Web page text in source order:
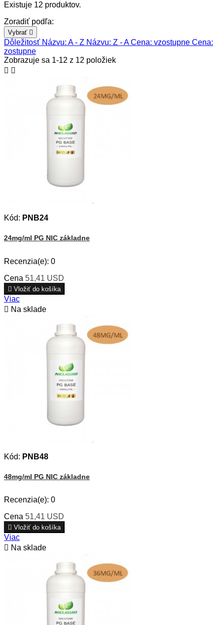
Existuje 12 produktov.
Zoradiť podľa:
Vybrať 
Dôležitosť Názvu: A - Z Názvu: Z - ACena: vzostupne Cena:
zostupne
Zobrazuje sa 1-12 z 12 položiek
 
Kód: PNB24
24mg/ml PG NIC základne
Recenzia(e): 0
Cena 51,41 USD
 Vložiť do košíka
Viac
 Na sklade
Kód: PNB48
48mg/ml PG NIC základne
Recenzia(e): 0
Cena 51,41 USD
 Vložiť do košíka
Viac
 Na sklade